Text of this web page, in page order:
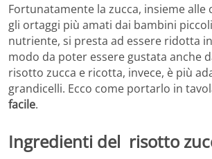
Fortunatamente la zucca, insieme
gli ortaggi più amati dai bambini
nutriente, si presta ad essere ridotta
modo da poter essere gustata anche
risotto zucca e ricotta, invece, è più
grandicelli. Ecco come portarlo in
facile.
Ingredienti del risotto